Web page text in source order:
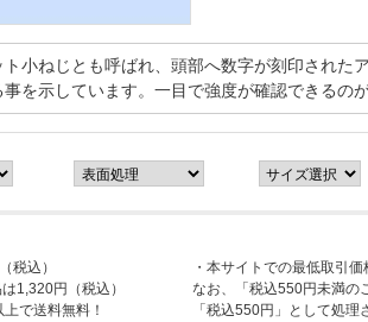
ト小ねじとも呼ばれ、頭部へ数字が刻印された
事を示しています。一目で強度が確認できるの
税込）
1,320円（税込）
で送料無料！
・本サイトでの最低取引
なお、「税込550円未満の
「税込550円」として処